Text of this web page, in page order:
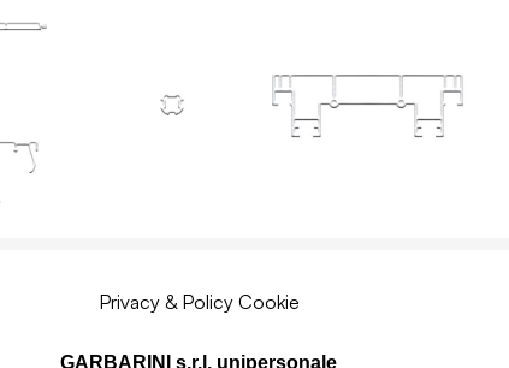
Privacy & Policy Cookie
GARBARINI s.r.l. unipersonale